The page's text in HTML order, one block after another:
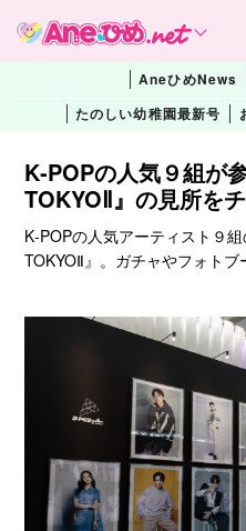
AneひめNews
たのしい幼稚園最新号
K‐POPの人気９組が
TOKYOⅡ』の見所を
K‐POPの人気アーティスト９
TOKYOⅡ』。ガチャやフォトブ